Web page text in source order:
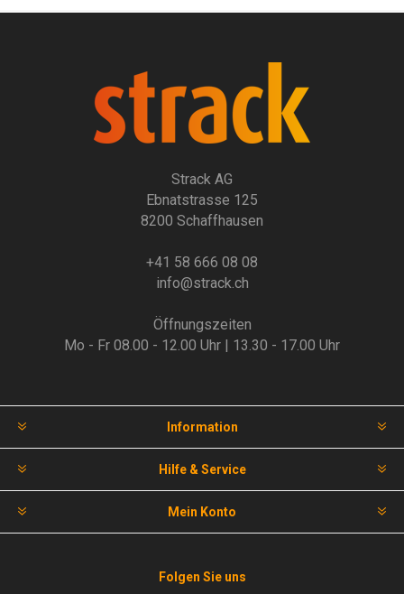
Strack AG
Ebnatstrasse 125
8200 Schaffhausen
+41 58 666 08 08
info@strack.ch
Öffnungszeiten
Mo - Fr 08.00 - 12.00 Uhr | 13.30 - 17.00 Uhr
Information
Hilfe & Service
Mein Konto
Folgen Sie uns